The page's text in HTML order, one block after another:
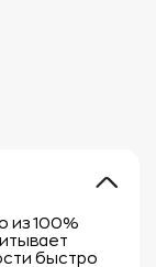
из 100%
быстро